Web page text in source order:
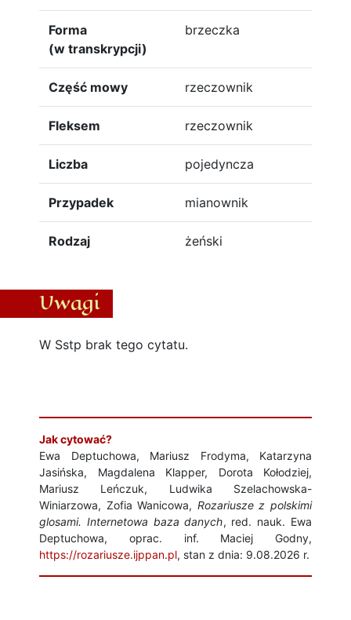
Forma
(w transkrypcji)
brzeczka
Część mowy rzeczownik
Fleksem rzeczownik
Liczba pojedyncza
Przypadek mianownik
Rodzaj żeński
Uwagi
W Sstp brak tego cytatu.
Jak cytować?
Ewa Deptuchowa, Mariusz Frodyma, Katarzyna
Jasińska, Magdalena Klapper, Dorota Kołodziej,
Mariusz Leńczuk, Ludwika Szelachowska-
Winiarzowa, Zofia Wanicowa, Rozariusze z polskimi
glosami. Internetowa baza danych, red. nauk. Ewa
Deptuchowa, oprac. inf. Maciej Godny,
https://rozariusze.ijppan.pl, stan z dnia: 9.08.2026 r.